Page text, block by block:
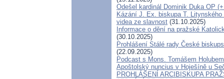
Odešel kardinál Dominik Duka OP
Kázání J. Ex. biskupa T.
videa ze slavnost (31.10.2025)
Informace o dění na pražské
(30.10.2025)
Prohlášení Stálé rady České
(22.09.2025)
Podcast s Mons. Tomášem
Apoštolský nuncius v Hoješíně u
PROHLÁŠENÍ ARCIBISKUPA